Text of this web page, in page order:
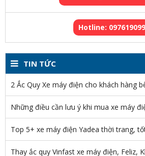
Hotline:
TIN TỨC
2 Ắc Quy Xe máy điện cho khách hàng
Những điều cần lưu ý khi mua xe máy
Top 5+ xe máy điện Yadea thời trang,
Thay ắc quy Vinfast xe máy điện, Feliz,